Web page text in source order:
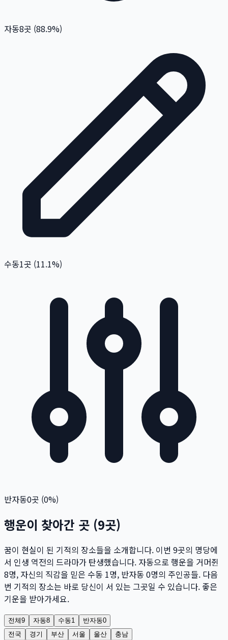
자동8곳 (88.9%)
수동1곳 (11.1%)
반자동0곳 (0%)
행운이 찾아간 곳 (9곳)
꿈이 현실이 된 기적의 장소들을 소개합니다. 이번 9곳의 명당에
서 인생 역전의 드라마가 탄생했습니다. 자동으로 행운을 거머쥔
8명, 자신의 직감을 믿은 수동 1명, 반자동 0명의 주인공들. 다음
번 기적의 장소는 바로 당신이 서 있는 그곳일 수 있습니다. 좋은
기운을 받아가세요.
전체9 자동8 수동1 반자동0
전국
경기 부산 서울 울산 충남